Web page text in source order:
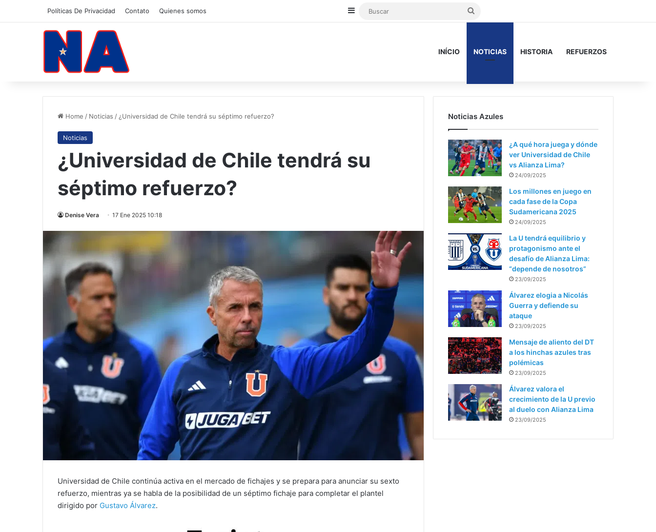
Políticas De Privacidad Contato Quienes somos Sidebar
INÍCIO NOTICIAS HISTORIA REFUERZOS
Home / Noticias / ¿Universidad de Chile tendrá su séptimo refuerzo?
Noticias
¿Universidad de Chile tendrá su
séptimo refuerzo?
Denise Vera 17 Ene 2025 10:18
Universidad de Chile continúa activa en el mercado de fichajes y se prepara para anunciar su sexto
refuerzo, mientras ya se habla de la posibilidad de un séptimo fichaje para completar el plantel
dirigido por Gustavo Álvarez.
Noticias Azules
¿A qué hora juega y dónde
ver Universidad de Chile
vs Alianza Lima?
24/09/2025
Los millones en juego en
cada fase de la Copa
Sudamericana 2025
24/09/2025
La U tendrá equilibrio y
protagonismo ante el
desafío de Alianza Lima:
“depende de nosotros”
23/09/2025
Álvarez elogia a Nicolás
Guerra y defiende su
ataque
23/09/2025
Mensaje de aliento del DT
a los hinchas azules tras
polémicas
23/09/2025
Álvarez valora el
crecimiento de la U previo
al duelo con Alianza Lima
23/09/2025